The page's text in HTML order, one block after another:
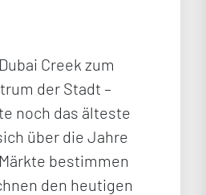
Creek zum
der Stadt –
noch das älteste
über die Jahre
bestimmen
den heutigen